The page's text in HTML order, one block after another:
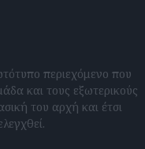
περιεχόμενο που
και τους εξωτερικούς
του αρχή και έτσι